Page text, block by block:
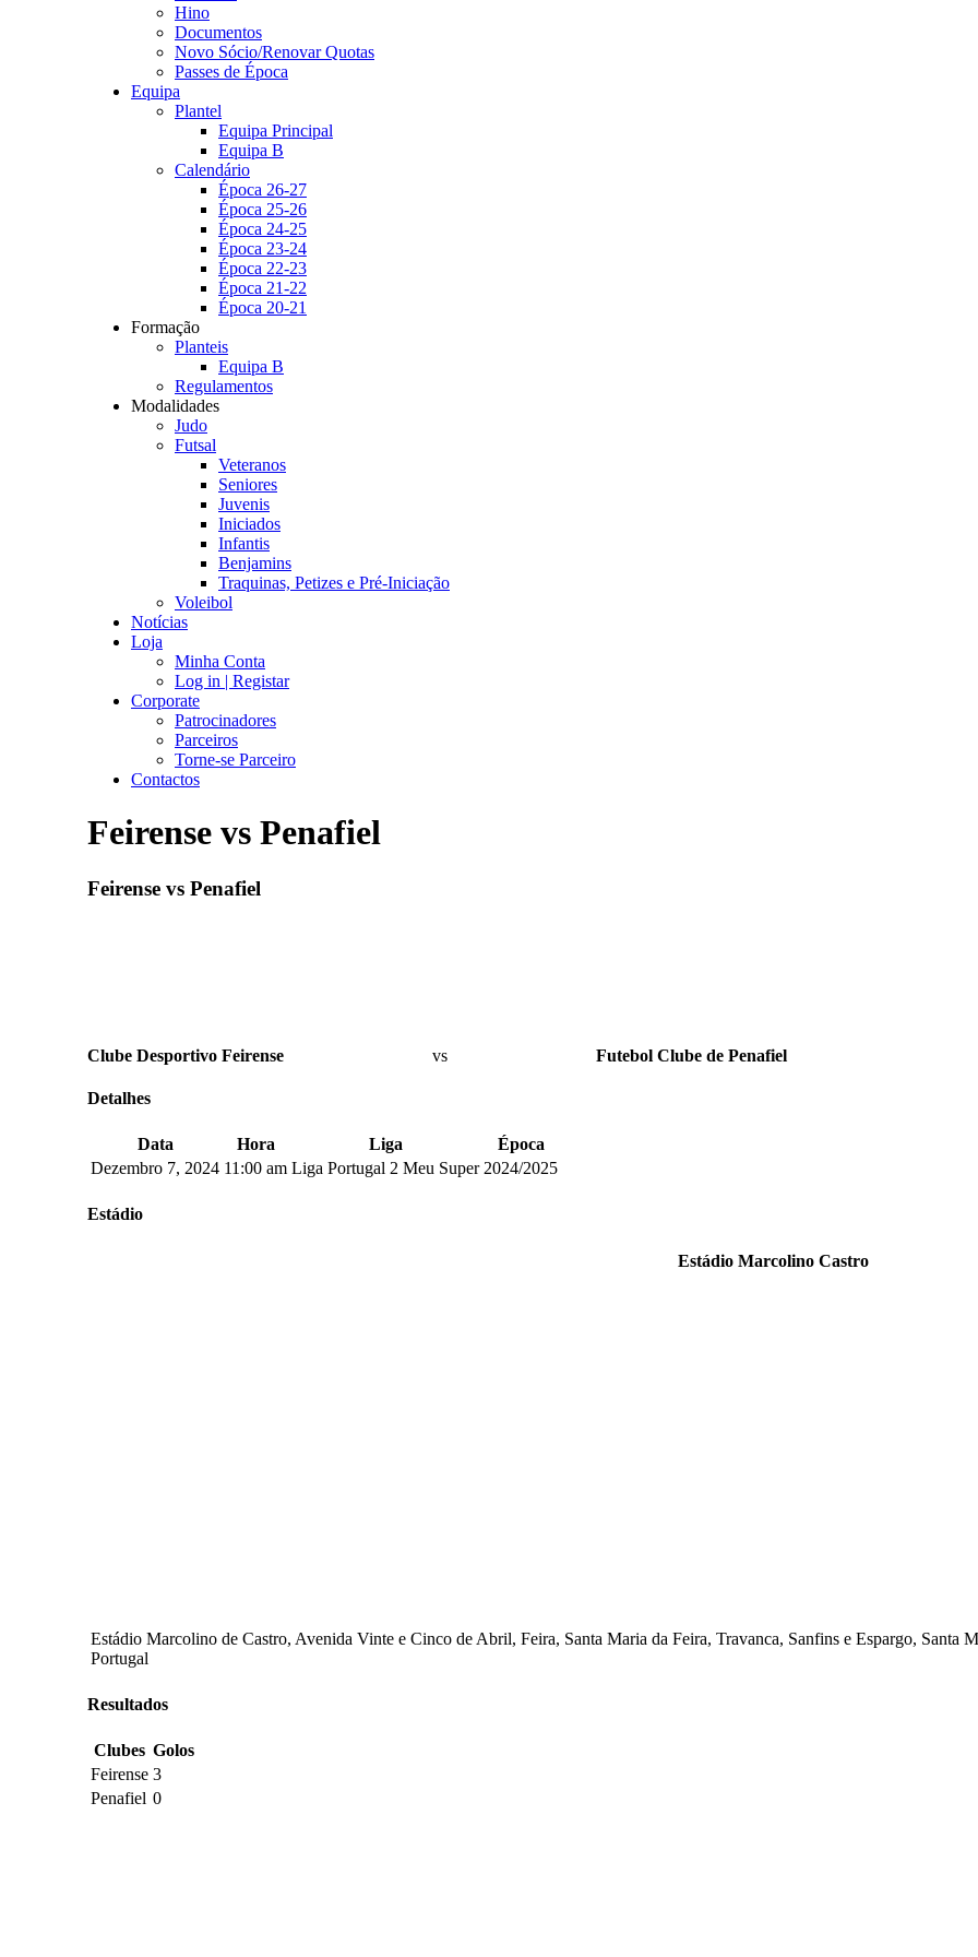
Hino
Documentos
Novo Sócio/Renovar Quotas
Passes de Época
Equipa
Plantel
Equipa Principal
Equipa B
Calendário
Época 26-27
Época 25-26
Época 24-25
Época 23-24
Época 22-23
Época 21-22
Época 20-21
Formação
Planteis
Equipa B
Regulamentos
Modalidades
Judo
Futsal
Veteranos
Seniores
Juvenis
Iniciados
Infantis
Benjamins
Traquinas, Petizes e Pré-Iniciação
Voleibol
Notícias
Loja
Minha Conta
Log in | Registar
Corporate
Patrocinadores
Parceiros
Torne-se Parceiro
Contactos
Feirense vs Penafiel
Feirense vs Penafiel
Clube Desportivo Feirense vs Futebol Clube de Penafiel
Detalhes
Data Hora Liga
Época
Dezembro 7, 2024 11:00 am Liga Portugal 2 Meu Super 2024/2025
Estádio
Estádio Marcolino Castro
Estádio Marcolino de Castro, Avenida Vinte e Cinco de Abril, Feira, Santa Maria da Feira, Travanca, Sanfins e Espargo,
Portugal
Resultados
Clubes Golos
Feirense 3
Penafiel 0